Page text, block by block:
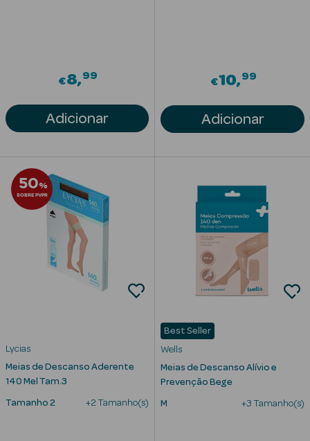
Criança
Rosto e
Ver Tudo
Cosmética
Creme de Olhos
€8 99
Adicionar
€10 99
Adicionar
50%
SOBRE PVPR
Lycias
Meias de Descanso Aderente
140 Mel Tam.3
Tamanho 2 +2 Tamanho(s)
Best Seller
Wells
Meias de Descanso Alívio e
Prevenção Bege
M +3 Tamanho(s)